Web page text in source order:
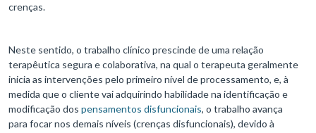
crenças.
Neste sentido, o trabalho clínico prescinde de uma relação
terapêutica segura e colaborativa, na qual o terapeuta geralmente
inicia as intervenções pelo primeiro nível de processamento, e, à
medida que o cliente vai adquirindo habilidade na identificação e
modificação dos pensamentos disfuncionais, o trabalho avança
para focar nos demais níveis (crenças disfuncionais), devido à